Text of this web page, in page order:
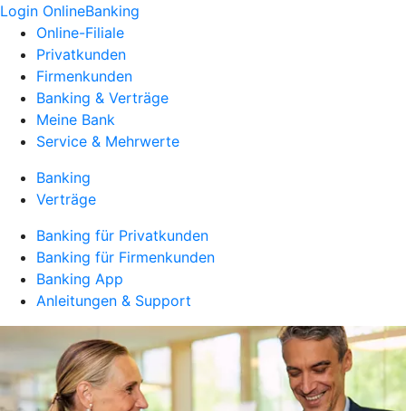
Login OnlineBanking
Online-Filiale
Privatkunden
Firmenkunden
Banking & Verträge
Meine Bank
Service & Mehrwerte
Banking
Verträge
Banking für Privatkunden
Banking für Firmenkunden
Banking App
Anleitungen & Support